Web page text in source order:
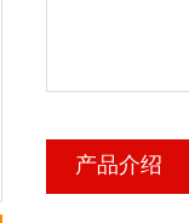
产品介绍